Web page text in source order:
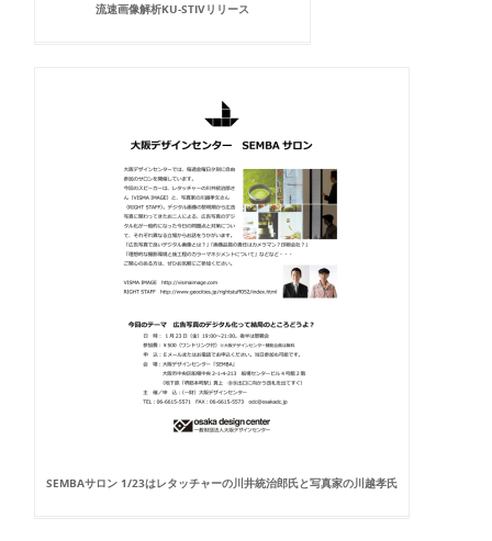
流速画像解析KU-STIVリリース
SEMBAサロン 1/23はレタッチャーの川井統治郎氏と写真家の川越孝氏